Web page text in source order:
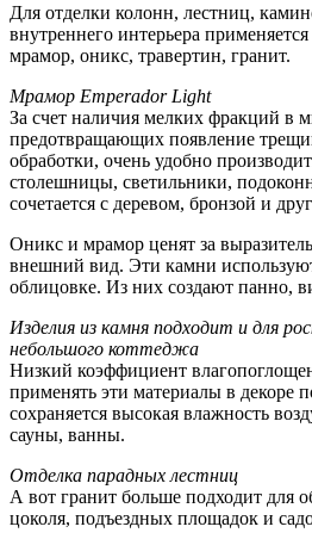
Для отделки колонн, лестниц,
внутреннего интерьера
мрамор, оникс, травертин, гранит.
Мрамор Emperador Light
За счет наличия мелких фракций в
предотвращающих появление
обработки, очень удобно
столешницы, светильники,
сочетается с деревом, бронзой и
Оникс и мрамор ценят за
внешний вид. Эти камни
облицовке. Из них создают панно,
Изделия из камня подходит и для
небольшого коттеджа
Низкий коэффициент
применять эти материалы в декоре
сохраняется высокая влажность
сауны, ванны.
Отделка парадных лестниц
А вот гранит больше подходит для
цоколя, подъездных площадок и